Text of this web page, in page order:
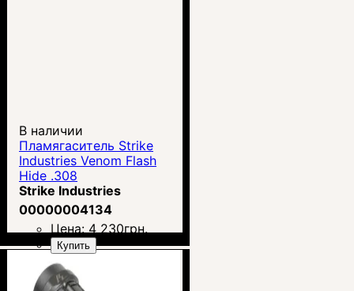
В наличии
Пламягаситель Strike
Industries Venom Flash
Hide .308
Strike Industries
00000004134
Цена: 4 230грн.
Купить